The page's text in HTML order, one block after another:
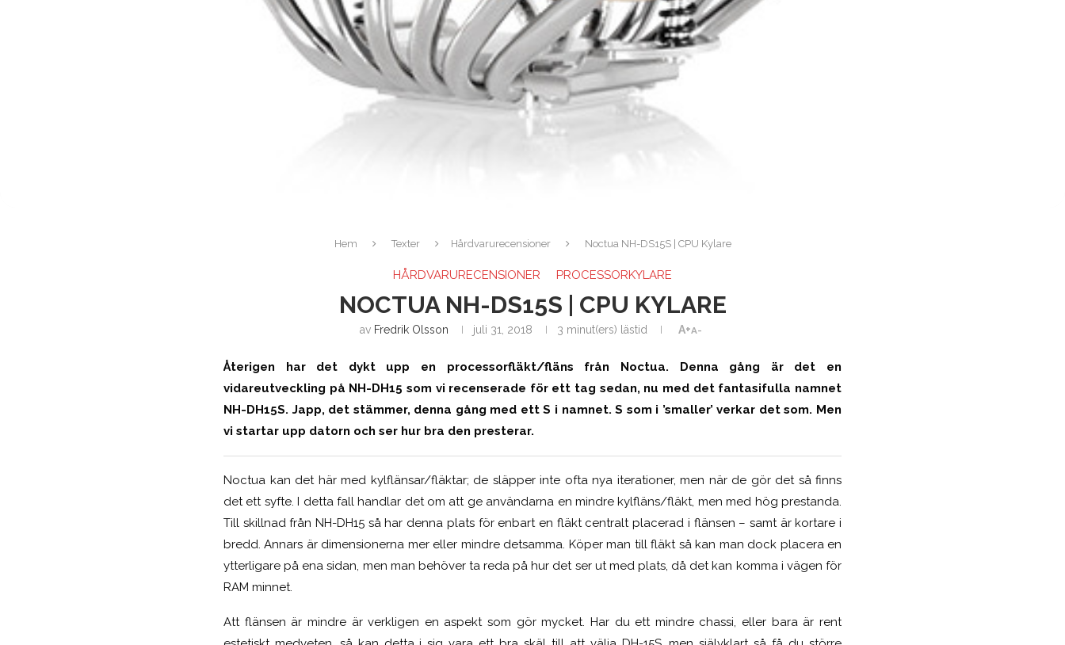
Hem Texter Hårdvarurecensioner Noctua NH-DS15S | CPU Kylare
HÅRDVARURECENSIONER PROCESSORKYLARE
NOCTUA NH-DS15S | CPU KYLARE
av Fredrik Olsson juli 31, 2018 3 minut(ers) lästid A+A-
Återigen har det dykt upp en processorfläkt/fläns från Noctua. Denna gång är det en
vidareutveckling på NH-DH15 som vi recenserade för ett tag sedan, nu med det fantasifulla namnet
NH-DH15S. Japp, det stämmer, denna gång med ett S i namnet. S som i ’smaller’ verkar det som. Men
vi startar upp datorn och ser hur bra den presterar.
Noctua kan det här med kylflänsar/fläktar; de släpper inte ofta nya iterationer, men när de gör det så finns
det ett syfte. I detta fall handlar det om att ge användarna en mindre kylfläns/fläkt, men med hög prestanda.
Till skillnad från NH-DH15 så har denna plats för enbart en fläkt centralt placerad i flänsen – samt är kortare i
bredd. Annars är dimensionerna mer eller mindre detsamma. Köper man till fläkt så kan man dock placera en
ytterligare på ena sidan, men man behöver ta reda på hur det ser ut med plats, då det kan komma i vägen för
RAM minnet.
Att flänsen är mindre är verkligen en aspekt som gör mycket. Har du ett mindre chassi, eller bara är rent